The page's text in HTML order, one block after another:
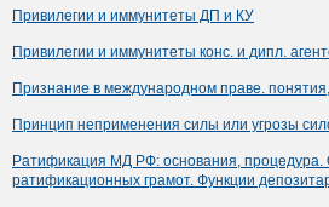
Привилегии и иммунитеты ДП и КУ
Привилегии и иммунитеты конс. и дипл.
Признание в международном праве.
Принцип неприменения силы или угрозы
Ратификация МД РФ: основания,
ратификационных грамот. Функции